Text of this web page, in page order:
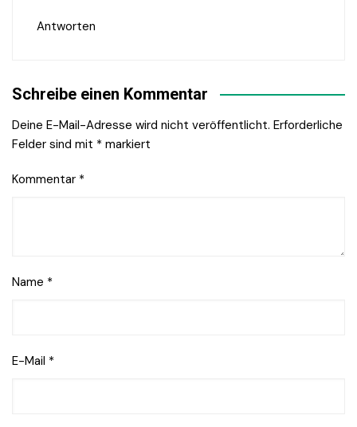
Antworten
Schreibe einen Kommentar
Deine E-Mail-Adresse wird nicht veröffentlicht. Erforderliche
Felder sind mit * markiert
Kommentar *
Name *
E-Mail *